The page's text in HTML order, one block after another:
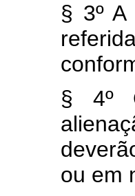
§ 3º A
§ 4º
ou em